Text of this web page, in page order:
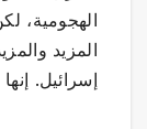
الهجومية،
المزيد
إسرائيل.